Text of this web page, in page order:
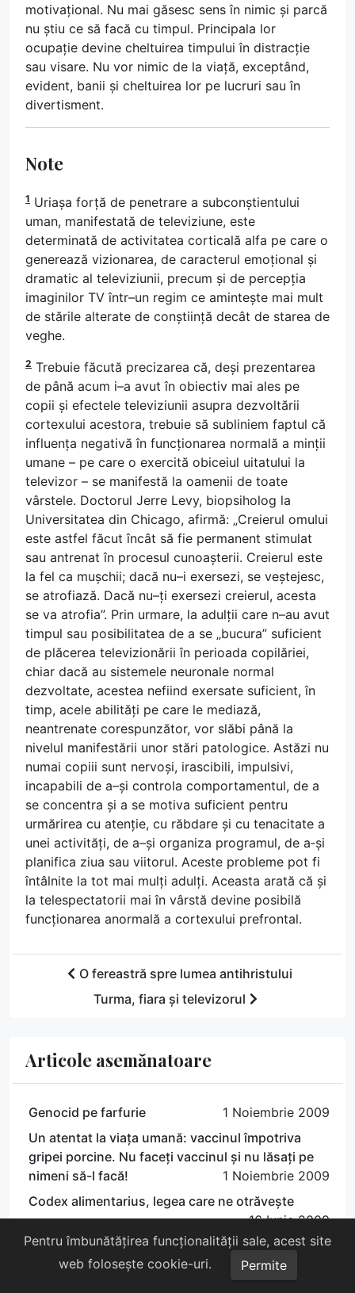
motivațional. Nu mai găsesc sens în nimic și parcă
nu știu ce să facă cu timpul. Principala lor
ocupație devine cheltuirea timpului în distracție
sau visare. Nu vor nimic de la viață, exceptând,
evident, banii și cheltuirea lor pe lucruri sau în
divertisment.
Note
1 Uriașa forță de penetrare a subconștientului
uman, manifestată de televiziune, este
determinată de activitatea corticală alfa pe care o
generează vizionarea, de caracterul emoțional și
dramatic al televiziunii, precum și de percepția
imaginilor TV într–un regim ce amintește mai mult
de stările alterate de conștiință decât de starea de
veghe.
2 Trebuie făcută precizarea că, deși prezentarea
de până acum i–a avut în obiectiv mai ales pe
copii și efectele televiziunii asupra dezvoltării
cortexului acestora, trebuie să subliniem faptul că
influența negativă în funcționarea normală a minții
umane – pe care o exercită obiceiul uitatului la
televizor – se manifestă la oamenii de toate
vârstele. Doctorul Jerre Levy, biopsiholog la
Universitatea din Chicago, afirmă: „Creierul omului
este astfel făcut încât să fie permanent stimulat
sau antrenat în procesul cunoașterii. Creierul este
la fel ca mușchii; dacă nu–i exersezi, se veștejesc,
se atrofiază. Dacă nu–ți exersezi creierul, acesta
se va atrofia”. Prin urmare, la adulții care n–au avut
timpul sau posibilitatea de a se „bucura” suficient
de plăcerea televizionării în perioada copilăriei,
chiar dacă au sistemele neuronale normal
dezvoltate, acestea nefiind exersate suficient, în
timp, acele abilități pe care le mediază,
neantrenate corespunzător, vor slăbi până la
nivelul manifestării unor stări patologice. Astăzi nu
numai copiii sunt nervoși, irascibili, impulsivi,
incapabili de a–și controla comportamentul, de a
se concentra și a se motiva suficient pentru
urmărirea cu atenție, cu răbdare și cu tenacitate a
unei activități, de a–și organiza programul, de a‑și
planifica ziua sau viitorul. Aceste probleme pot fi
întâlnite la tot mai mulți adulți. Aceasta arată că și
la telespectatorii mai în vârstă devine posibilă
funcționarea anormală a cortexului prefrontal.
O fereastră spre lumea antihristului
Turma, fiara și televizorul
Articole asemănatoare
Genocid pe farfurie
1 Noiembrie 2009
Un atentat la viața umană: vaccinul împotriva
gripei porcine. Nu faceți vaccinul și nu lăsați pe
nimeni să-l facă!
1 Noiembrie 2009
Codex alimentarius, legea care ne otrăvește
16 Iunie 2009
Pentru îmbunătățirea funcționalității sale, acest site
web folosește cookie-uri.
Permite